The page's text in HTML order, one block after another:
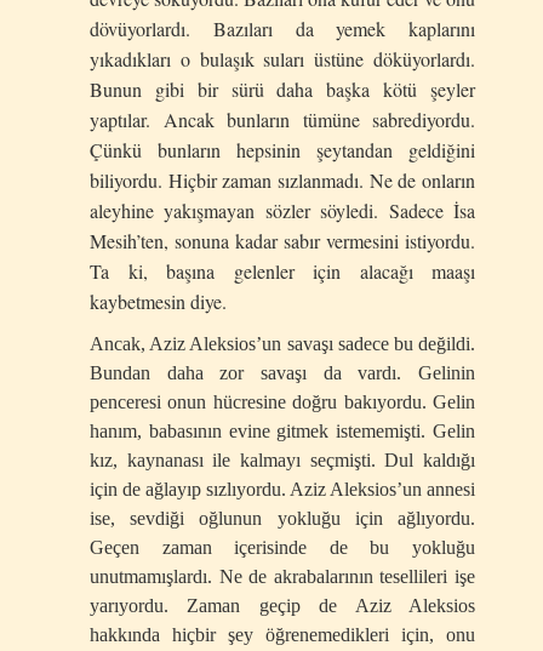
dövüyorlardı. Bazıları da yemek kaplarını
yıkadıkları o bulaşık suları üstüne döküyorlardı.
Bunun gibi bir sürü daha başka kötü şeyler
yaptılar. Ancak bunların tümüne sabrediyordu.
Çünkü bunların hepsinin şeytandan geldiğini
biliyordu. Hiçbir zaman sızlanmadı. Ne de onların
aleyhine yakışmayan sözler söyledi. Sadece İsa
Mesih’ten, sonuna kadar sabır vermesini istiyordu.
Ta ki, başına gelenler için alacağı maaşı
kaybetmesin diye.
Ancak, Aziz Aleksios’un savaşı sadece bu değildi.
Bundan daha zor savaşı da vardı. Gelinin
penceresi onun hücresine doğru bakıyordu. Gelin
hanım, babasının evine gitmek istememişti. Gelin
kız, kaynanası ile kalmayı seçmişti. Dul kaldığı
için de ağlayıp sızlıyordu. Aziz Aleksios’un annesi
ise, sevdiği oğlunun yokluğu için ağlıyordu.
Geçen zaman içerisinde de bu yokluğu
unutmamışlardı. Ne de akrabalarının tesellileri işe
yarıyordu. Zaman geçip de Aziz Aleksios
hakkında hiçbir şey öğrenemedikleri için, onu